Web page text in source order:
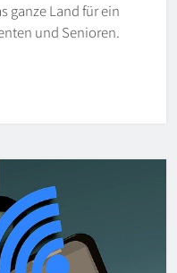
ganze Land für ein
und Senioren.